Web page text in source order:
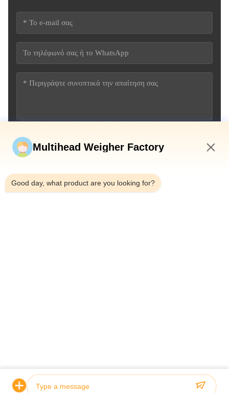
Πολιτική απορρήτουΚίνα Καλή ποιότητα Ζυγιστής πολλαπλών κεφαλών
Προμηθευτής. 2020-2026 GUANGDONG TOUPACK INTELLIGENT
Multihead Weigher Factory
Good day, what product are you looking for?